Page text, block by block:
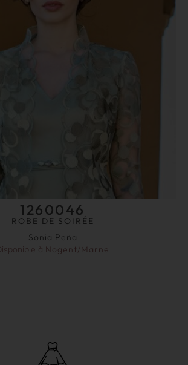
1260046
ROBE DE SOIRÉE
Sonia Peña
Disponible à Nogent/Marne